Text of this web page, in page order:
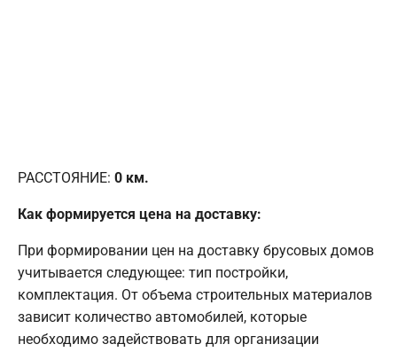
РАССТОЯНИЕ: 0 км.
Как формируется цена на доставку:
При формировании цен на доставку брусовых домов
учитывается следующее: тип постройки,
комплектация. От объема строительных материалов
зависит количество автомобилей, которые
необходимо задействовать для организации